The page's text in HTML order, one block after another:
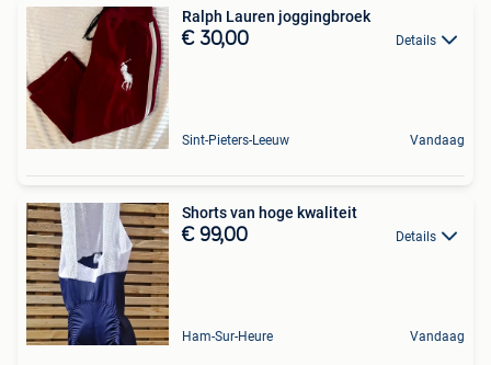
Ralph Lauren joggingbroek
€ 30,00 Details
Sint-Pieters-Leeuw Vandaag
Shorts van hoge kwaliteit
€ 99,00 Details
Ham-Sur-Heure Vandaag